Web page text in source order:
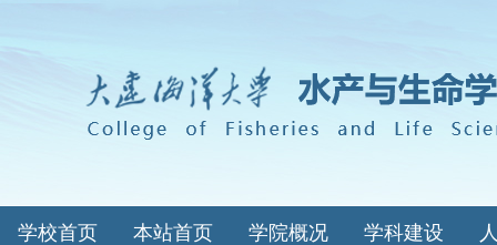
学校首页 本站首页 学院概况 学科建设